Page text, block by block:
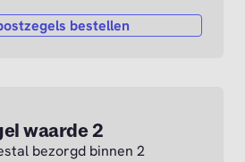
bestellen
waarde 2
bezorgd binnen 2